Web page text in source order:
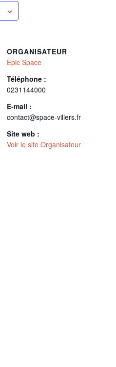
ORGANISATEUR
Epic Space
Téléphone :
0231144000
E-mail :
contact@space-villers.fr
Site web :
Voir le site Organisateur